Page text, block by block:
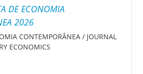
DE ECONOMIA
2026
CONTEMPORÂNEA / JOURNAL
ECONOMICS